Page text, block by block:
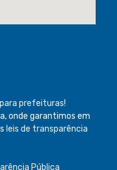
prefeituras!
onde garantimos em
leis de transparência
Pública